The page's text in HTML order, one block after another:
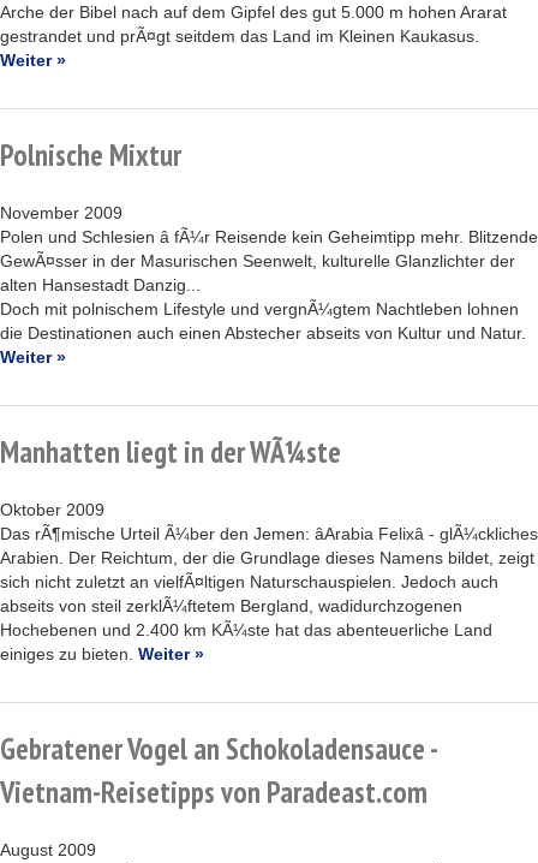
Arche der Bibel nach auf dem Gipfel des gut 5.000 m hohen Ararat
gestrandet und prÃ¤gt seitdem das Land im Kleinen Kaukasus.
Weiter »
Polnische Mixtur
November 2009
Polen und Schlesien â fÃ¼r Reisende kein Geheimtipp mehr. Blitzende
GewÃ¤sser in der Masurischen Seenwelt, kulturelle Glanzlichter der
alten Hansestadt Danzig...
Doch mit polnischem Lifestyle und vergnÃ¼gtem Nachtleben lohnen
die Destinationen auch einen Abstecher abseits von Kultur und Natur.
Weiter »
Manhatten liegt in der WÃ¼ste
Oktober 2009
Das rÃ¶mische Urteil Ã¼ber den Jemen: âArabia Felixâ - glÃ¼ckliches
Arabien. Der Reichtum, der die Grundlage dieses Namens bildet, zeigt
sich nicht zuletzt an vielfÃ¤ltigen Naturschauspielen. Jedoch auch
abseits von steil zerklÃ¼ftetem Bergland, wadidurchzogenen
Hochebenen und 2.400 km KÃ¼ste hat das abenteuerliche Land
einiges zu bieten. Weiter »
Gebratener Vogel an Schokoladensauce -
Vietnam-Reisetipps von Paradeast.com
August 2009